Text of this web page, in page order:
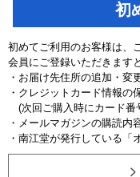
初
初めてご利用のお客様は、
会員にご登録いただきます
・お届け先住所の追加・変
・クレジットカード情報の
(次回ご購入時にカード番
・メールマガジンの購読内
・南江堂が発行している「